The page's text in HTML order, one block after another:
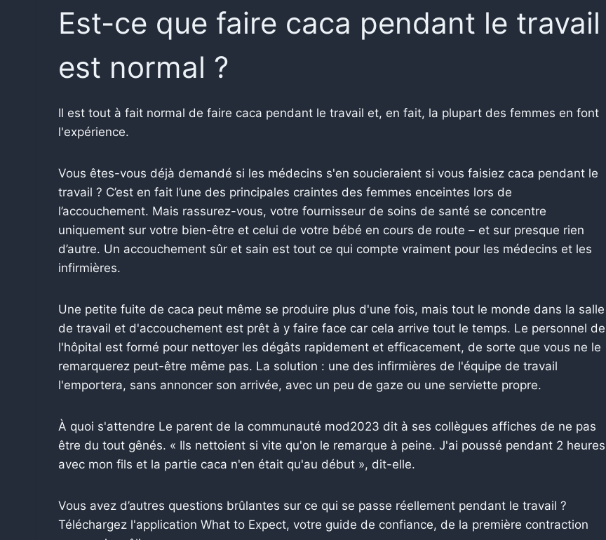
Est-ce que faire caca pendant le travail
est normal ?
Il est tout à fait normal de faire caca pendant le travail et, en fait, la plupart des femmes en font
l'expérience.
Vous êtes-vous déjà demandé si les médecins s'en soucieraient si vous faisiez caca pendant le
travail ? C’est en fait l’une des principales craintes des femmes enceintes lors de
l’accouchement. Mais rassurez-vous, votre fournisseur de soins de santé se concentre
uniquement sur votre bien-être et celui de votre bébé en cours de route – et sur presque rien
d’autre. Un accouchement sûr et sain est tout ce qui compte vraiment pour les médecins et les
infirmières.
Une petite fuite de caca peut même se produire plus d'une fois, mais tout le monde dans la salle
de travail et d'accouchement est prêt à y faire face car cela arrive tout le temps. Le personnel de
l'hôpital est formé pour nettoyer les dégâts rapidement et efficacement, de sorte que vous ne le
remarquerez peut-être même pas. La solution : une des infirmières de l'équipe de travail
l'emportera, sans annoncer son arrivée, avec un peu de gaze ou une serviette propre.
À quoi s'attendre Le parent de la communauté mod2023 dit à ses collègues affiches de ne pas
être du tout gênés. « Ils nettoient si vite qu'on le remarque à peine. J'ai poussé pendant 2 heures
avec mon fils et la partie caca n'en était qu'au début », dit-elle.
Vous avez d’autres questions brûlantes sur ce qui se passe réellement pendant le travail ?
Téléchargez l'application What to Expect, votre guide de confiance, de la première contraction